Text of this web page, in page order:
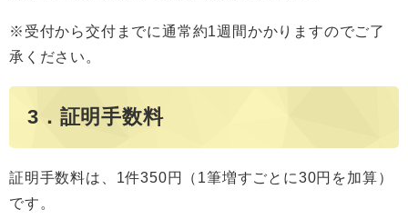
※受付から交付までに通常約1週間かかりますのでご了
承ください。
3．証明手数料
証明手数料は、1件350円（1筆増すごとに30円を加算）
です。